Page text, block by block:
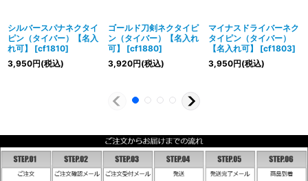
シルバースパナネクタイ
ピン（タイバー）【名入
れ可】
[cf1810]
3,950円(税込)
ゴールド刀剣ネクタイピ
ン（タイバー）【名入れ
可】
[cf1880]
3,920円(税込)
マイナスドライバーネク
タイピン（タイバー）
【名入れ可】
[cf1803]
3,950円(税込)